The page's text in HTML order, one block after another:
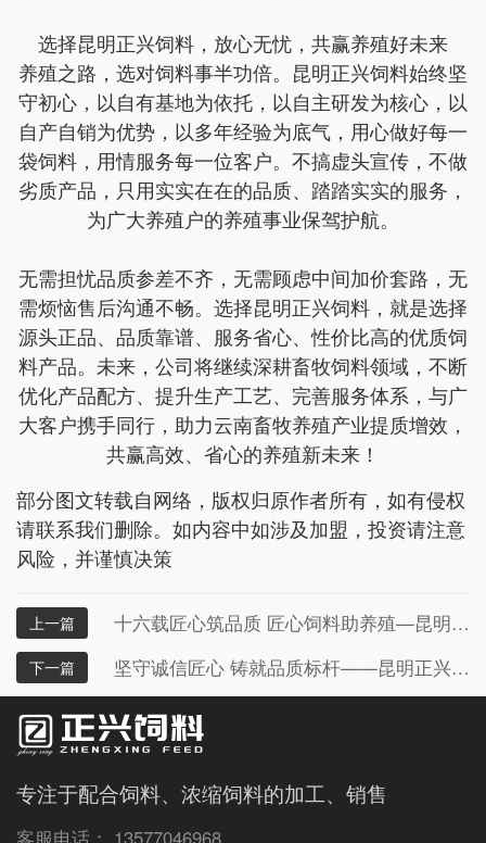
选择昆明正兴饲料，放心无忧，共赢养殖好未来
养殖之路，选对饲料事半功倍。昆明正兴饲料始终坚
守初心，以自有基地为依托，以自主研发为核心，以
自产自销为优势，以多年经验为底气，用心做好每一
袋饲料，用情服务每一位客户。不搞虚头宣传，不做
劣质产品，只用实实在在的品质、踏踏实实的服务，
为广大养殖户的养殖事业保驾护航。
无需担忧品质参差不齐，无需顾虑中间加价套路，无
需烦恼售后沟通不畅。选择昆明正兴饲料，就是选择
源头正品、品质靠谱、服务省心、性价比高的优质饲
料产品。未来，公司将继续深耕畜牧饲料领域，不断
优化产品配方、提升生产工艺、完善服务体系，与广
大客户携手同行，助力云南畜牧养殖产业提质增效，
共赢高效、省心的养殖新未来！
部分图文转载自网络，版权归原作者所有，如有侵权
请联系我们删除。如内容中如涉及加盟，投资请注意
风险，并谨慎决策
上一篇 十六载匠心筑品质 匠心饲料助养殖—昆明正兴饲料，深耕行业的靠谱伙伴
下一篇 坚守诚信匠心 铸就品质标杆——昆明正兴饲料有限公司砥砺前行之路
专注于配合饲料、浓缩饲料的加工、销售
客服电话： 13577046968